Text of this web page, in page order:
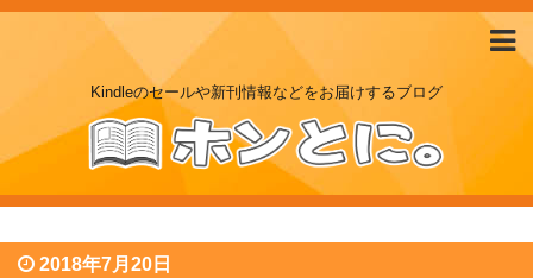
Kindleのセールや新刊情報などをお届けするブログ
2018年7月20日